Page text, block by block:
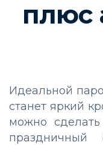
плюс
Идеальной
станет яркий
можно